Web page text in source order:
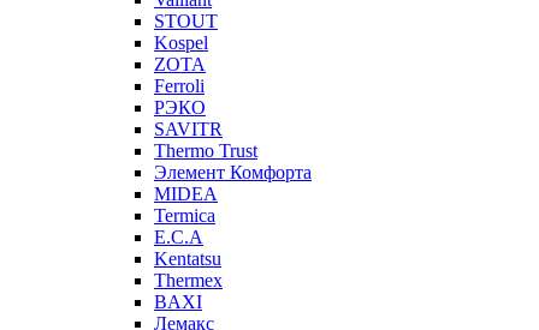
STOUT
Kospel
ZOTA
Ferroli
РЭКО
SAVITR
Thermo Trust
Элемент Комфорта
MIDEA
Termica
E.C.A
Kentatsu
Thermex
BAXI
Лемакс